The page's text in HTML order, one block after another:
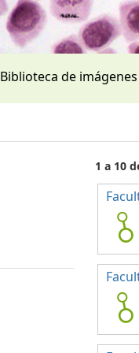
Biblioteca de
1 a 10